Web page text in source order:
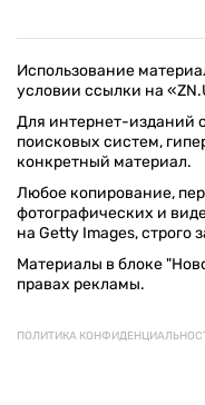
Использование
условии ссылки на
Для интернет-изданий
поисковых систем,
конкретный материал.
Любое копирование,
фотографических и
на Getty Images, строго
Материалы в блоке
правах рекламы.
ПОЛИТИКА
© 1994–2026 «ЗЕРКАЛО